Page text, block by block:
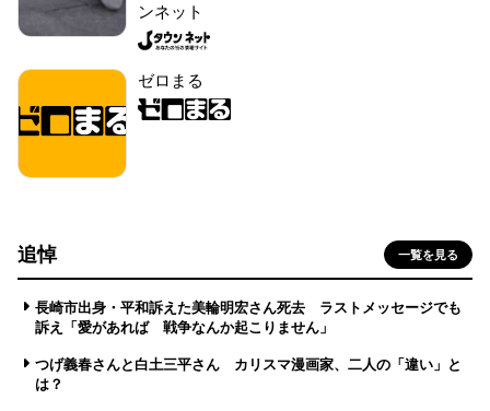
ンネット
ゼロまる
追悼 一覧を見る
長崎市出身・平和訴えた美輪明宏さん死去 ラストメッセージでも
訴え「愛があれば 戦争なんか起こりません」
つげ義春さんと白土三平さん カリスマ漫画家、二人の「違い」と
は？